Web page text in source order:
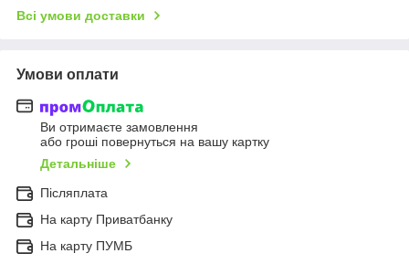
Всі умови доставки
Умови оплати
Ви отримаєте замовлення
або гроші повернуться на вашу картку
Детальніше
Післяплата
На карту Приватбанку
На карту ПУМБ